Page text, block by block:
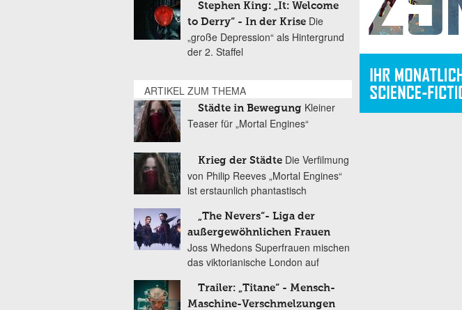
Stephen King: „It: Welcome
to Derry“ - In der Krise Die
„große Depression“ als Hintergrund
der 2. Staffel
ARTIKEL ZUM THEMA
Städte in Bewegung Kleiner
Teaser für „Mortal Engines“
Krieg der Städte Die Verfilmung
von Philip Reeves „Mortal Engines“
ist erstaunlich phantastisch
„The Nevers“- Liga der
außergewöhnlichen Frauen
Joss Whedons Superfrauen mischen
das viktorianische London auf
Trailer: „Titane“ - Mensch-
Maschine-Verschmelzungen